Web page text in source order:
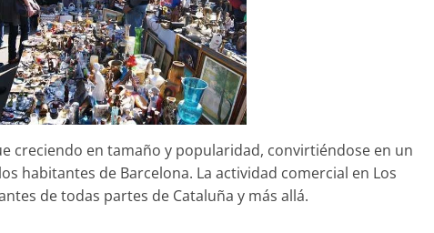
creciendo en tamaño y popularidad, convirtiéndose en un
habitantes de Barcelona. La actividad comercial en Los
de todas partes de Cataluña y más allá.